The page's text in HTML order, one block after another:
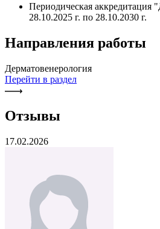
Периодическая аккредитация
28.10.2025 г. по 28.10.2030 г.
Направления работы
Дерматовенерология
Перейти в раздел
Отзывы
17.02.2026